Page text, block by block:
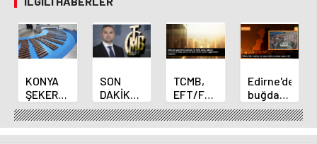
KONYA
ŞEKER
YILLIK 7
BİN 500
TON
SON
DAKİKA
HABERİ:
Yeni
Merkez
TCMB,
EFT/FAST
işlemleri
için
fazla
Edirne'de
buğday
ve arpa
ekim
sezonu